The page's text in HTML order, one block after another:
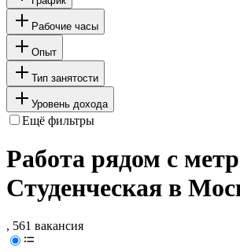
Рабочие часы
Опыт
Тип занятости
Уровень дохода
Ещё фильтры
Работа рядом с
Студенческая в
, 561 вакансия